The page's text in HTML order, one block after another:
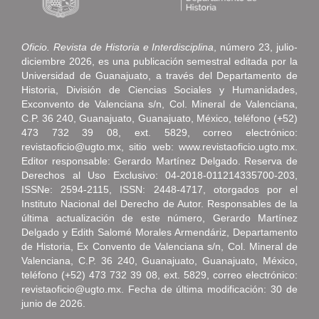
Oficio. Revista de Historia e Interdisciplina, número 23, julio-
diciembre 2026, es una publicación semestral editada por la
Universidad de Guanajuato, a través del Departamento de
Historia, División de Ciencias Sociales y Humanidades,
Exconvento de Valenciana s/n, Col. Mineral de Valenciana,
C.P. 36 240, Guanajuato, Guanajuato, México, teléfono (+52)
473 732 39 08, ext. 5829, correo electrónico:
revistaoficio@ugto.mx, sitio web: www.revistaoficio.ugto.mx.
Editor responsable: Gerardo Martínez Delgado. Reserva de
Derechos al Uso Exclusivo: 04-2018-011214335700-203,
ISSNe: 2594-2115, ISSN: 2448-4717, otorgados por el
Instituto Nacional del Derecho de Autor. Responsables de la
última actualización de este número, Gerardo Martínez
Delgado y Edith Salomé Morales Armendáriz, Departamento
de Historia, Ex Convento de Valenciana s/n, Col. Mineral de
Valenciana, C.P. 36 240, Guanajuato, Guanajuato, México,
teléfono (+52) 473 732 39 08, ext. 5829, correo electrónico:
revistaoficio@ugto.mx. Fecha de última modificación: 30 de
junio de 2026.